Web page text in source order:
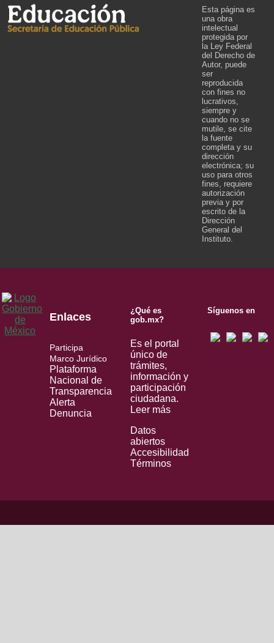
Esta página es
una obra
intelectual
protegida por
la Ley Federal
del Derecho de
Autor, puede
ser
reproducida
con fines no
lucrativos,
siempre y
cuando no se
mutile, se cite
la fuente
completa y su
dirección
electrónica; su
uso para otros
fines, requiere
autorización
previa y por
escrito de la
Dirección
General del
Instituto.
Enlaces
Participa
Marco Jurídico
Plataforma
Nacional de
Transparencia
Alerta
Denuncia
¿Qué es
gob.mx?
Es el portal
único de
trámites,
información y
participación
ciudadana.
Leer más
Datos
abiertos
Accesibilidad
Términos
Síguenos en